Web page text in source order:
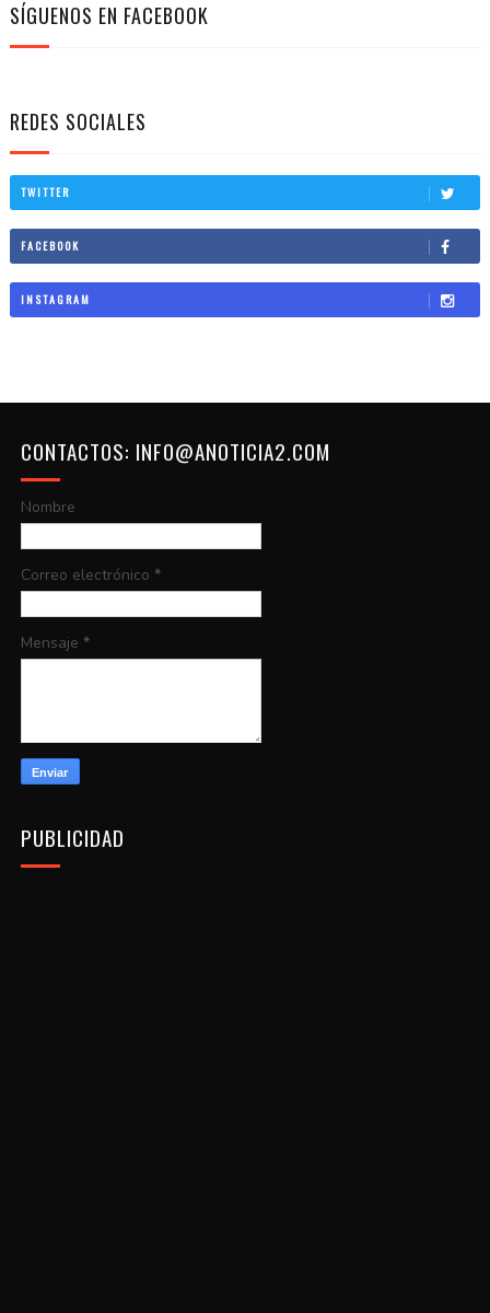
SÍGUENOS EN FACEBOOK
REDES SOCIALES
TWITTER
FACEBOOK
INSTAGRAM
CONTACTOS: INFO@ANOTICIA2.COM
Nombre
Correo electrónico *
Mensaje *
PUBLICIDAD